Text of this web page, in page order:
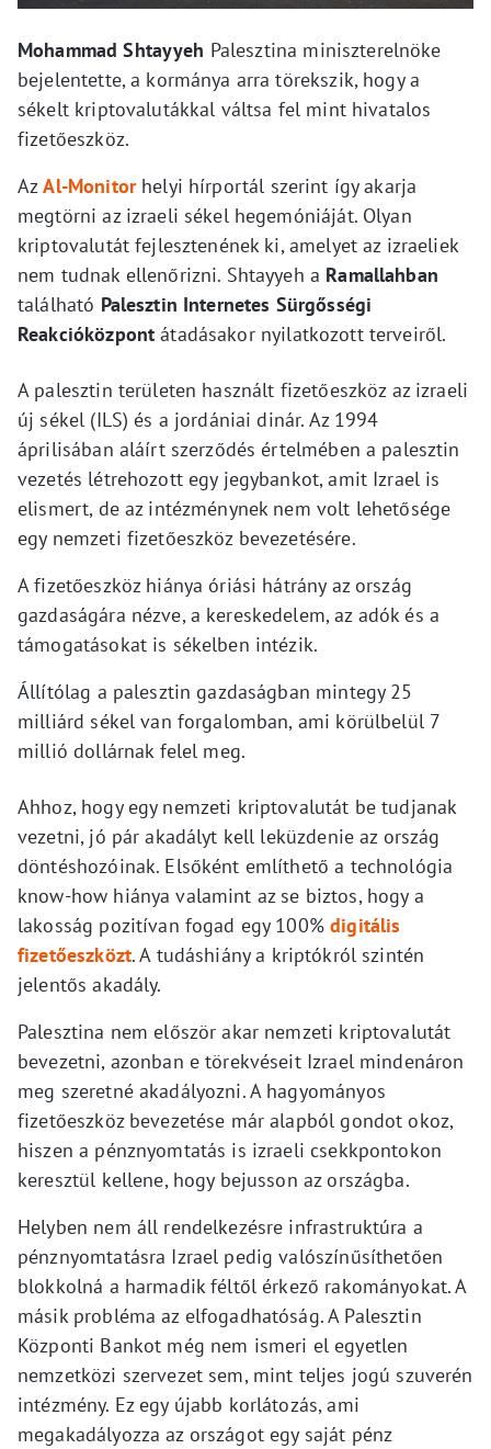
Mohammad Shtayyeh Palesztina miniszterelnöke
bejelentette, a kormánya arra törekszik, hogy a
sékelt kriptovalutákkal váltsa fel mint hivatalos
fizetőeszköz.
AzAl-Monitorhelyi hírportál szerint így akarja
megtörni az izraeli sékel hegemóniáját. Olyan
kriptovalutát fejlesztenének ki, amelyet az izraeliek
nem tudnak ellenőrizni. Shtayyeh a Ramallahban
található Palesztin Internetes Sürgősségi
Reakcióközpont átadásakor nyilatkozott terveiről.
A palesztin területen használt fizetőeszköz az izraeli
új sékel (ILS) és a jordániai dinár. Az 1994
áprilisában aláírt szerződés értelmében a palesztin
vezetés létrehozott egy jegybankot, amit Izrael is
elismert, de az intézménynek nem volt lehetősége
egy nemzeti fizetőeszköz bevezetésére.
A fizetőeszköz hiánya óriási hátrány az ország
gazdaságára nézve, a kereskedelem, az adók és a
támogatásokat is sékelben intézik.
Állítólag a palesztin gazdaságban mintegy 25
milliárd sékel van forgalomban, ami körülbelül 7
millió dollárnak felel meg.
Ahhoz, hogy egy nemzeti kriptovalutát be tudjanak
vezetni, jó pár akadályt kell leküzdenie az ország
döntéshozóinak. Elsőként említhető a technológia
know-how hiánya valamint az se biztos, hogy a
lakosság pozitívan fogad egy 100%digitális
fizetőeszközt. A tudáshiány a kriptókról szintén
jelentős akadály.
Palesztina nem először akar nemzeti kriptovalutát
bevezetni, azonban e törekvéseit Izrael mindenáron
meg szeretné akadályozni. A hagyományos
fizetőeszköz bevezetése már alapból gondot okoz,
hiszen a pénznyomtatás is izraeli csekkpontokon
keresztül kellene, hogy bejusson az országba.
Helyben nem áll rendelkezésre infrastruktúra a
pénznyomtatásra Izrael pedig valószínűsíthetően
blokkolná a harmadik féltől érkező rakományokat. A
másik probléma az elfogadhatóság. A Palesztin
Központi Bankot még nem ismeri el egyetlen
nemzetközi szervezet sem, mint teljes jogú szuverén
intézmény. Ez egy újabb korlátozás, ami
megakadályozza az országot egy saját pénz